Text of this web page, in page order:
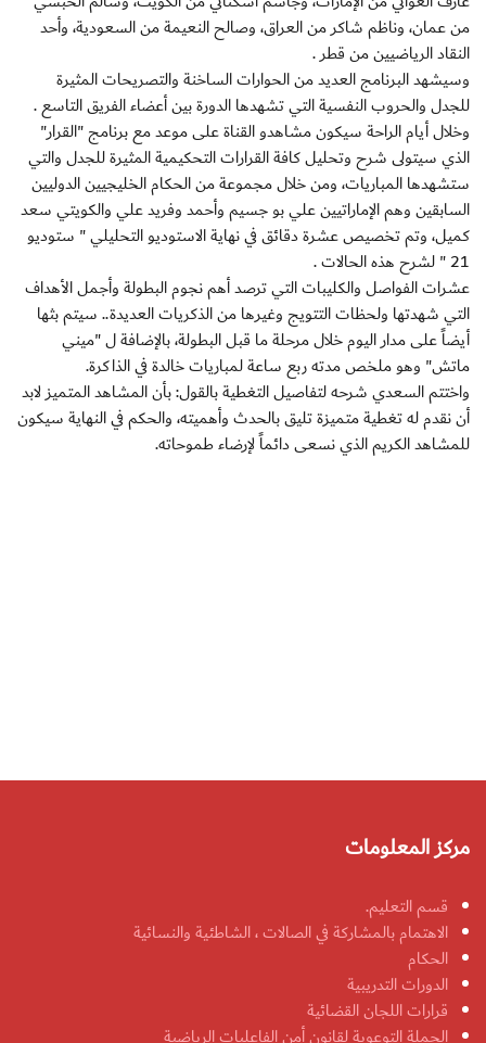
من عمان، وناظم شاكر من العراق، وصالح النعيمة من السعودية، وأحد
النقاد الرياضيين من قطر .
وسيشهد البرنامج العديد من الحوارات الساخنة والتصريحات المثيرة
للجدل والحروب النفسية التي تشهدها الدورة بين أعضاء الفريق التاسع .
وخلال أيام الراحة سيكون مشاهدو القناة على موعد مع برنامج "القرار"
الذي سيتولى شرح وتحليل كافة القرارات التحكيمية المثيرة للجدل والتي
ستشهدها المباريات، ومن خلال مجموعة من الحكام الخليجيين الدوليين
السابقين وهم الإماراتيين علي بو جسيم وأحمد وفريد علي والكويتي سعد
كميل، وتم تخصيص عشرة دقائق في نهاية الاستوديو التحليلي " ستوديو
21 " لشرح هذه الحالات .
عشرات الفواصل والكليبات التي ترصد أهم نجوم البطولة وأجمل الأهداف
التي شهدتها ولحظات التتويج وغيرها من الذكريات العديدة.. سيتم بثها
أيضاً على مدار اليوم خلال مرحلة ما قبل البطولة، بالإضافة ل "ميني
ماتش" وهو ملخص مدته ربع ساعة لمباريات خالدة في الذاكرة.
واختتم السعدي شرحه لتفاصيل التغطية بالقول: بأن المشاهد المتميز لابد
أن نقدم له تغطية متميزة تليق بالحدث وأهميته، والحكم في النهاية سيكون
للمشاهد الكريم الذي نسعى دائماً لإرضاء طموحاته.
مركز المعلومات
قسم التعليم.
الاهتمام بالمشاركة في الصالات ، الشاطئية والنسائية
الحكام
الدورات التدريبية
قرارات اللجان القضائية
الحملة التوعوية لقانون أمن الفاعليات الرياضية